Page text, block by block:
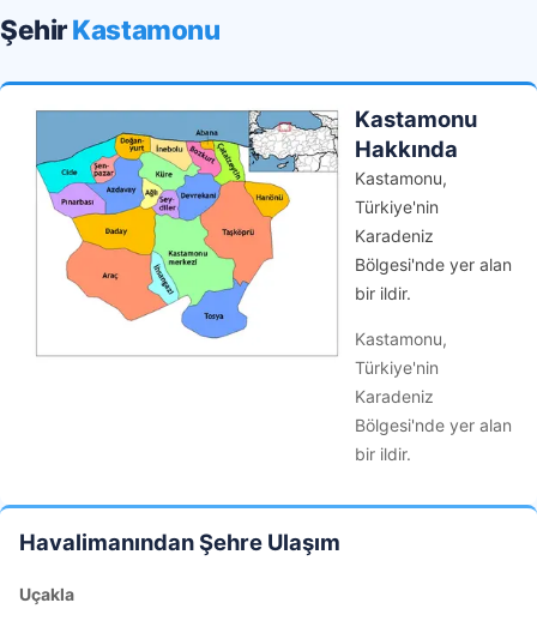
ŞehirKastamonu
Kastamonu
Hakkında
Kastamonu,
Türkiye'nin
Karadeniz
Bölgesi'nde yer alan
bir ildir.
Kastamonu,
Türkiye'nin
Karadeniz
Bölgesi'nde yer alan
bir ildir.
Havalimanından Şehre Ulaşım
Uçakla